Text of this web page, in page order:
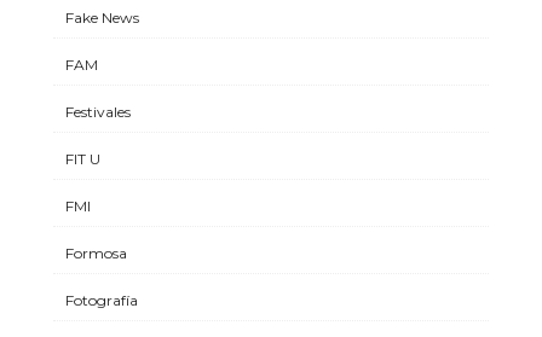
Fake News
FAM
Festivales
FIT U
FMI
Formosa
Fotografía